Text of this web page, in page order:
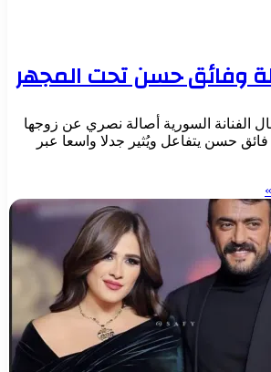
وفائق حسن تحت المجهر
الفنانة السورية أصالة نصري عن زوجها
فائق حسن يتفاعل ويُثير جدلا واسعا عبر